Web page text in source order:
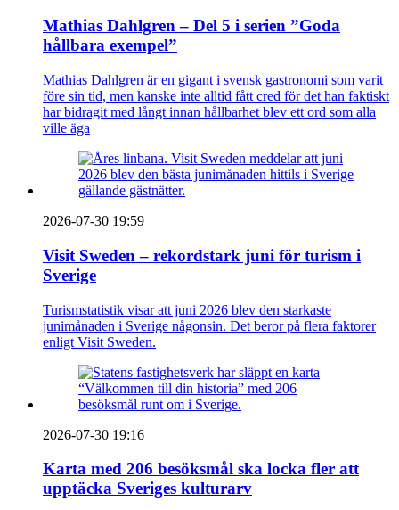
Mathias Dahlgren – Del 5 i serien ”Goda
hållbara exempel”
Mathias Dahlgren är en gigant i svensk gastronomi som varit
före sin tid, men kanske inte alltid fått cred för det han faktiskt
har bidragit med långt innan hållbarhet blev ett ord som alla
ville äga
2026-07-30 19:59
Visit Sweden – rekordstark juni för turism i
Sverige
Turismstatistik visar att juni 2026 blev den starkaste
junimånaden i Sverige någonsin. Det beror på flera faktorer
enligt Visit Sweden.
2026-07-30 19:16
Karta med 206 besöksmål ska locka fler att
upptäcka Sveriges kulturarv